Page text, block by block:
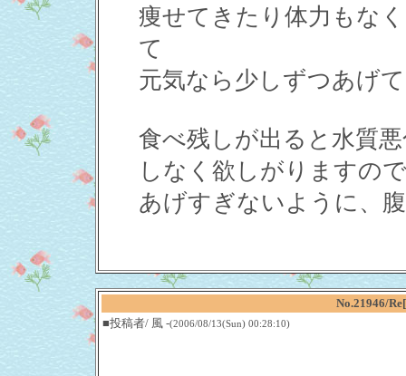
痩せてきたり体力もな
て
元気なら少しずつあげ
食べ残しが出ると水質
しなく欲しがりますので
あげすぎないように、
No.21946/
■投稿者/ 風 -(2006/08/13(Sun) 00:28:10)